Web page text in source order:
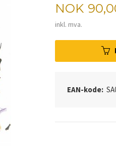
Pris
NOK
inkl. mva.
EAN-kode: